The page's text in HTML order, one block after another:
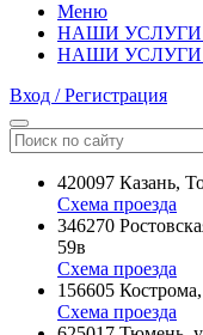
Меню
НАШИ УСЛУГИ
НАШИ УСЛУГИ
Вход / Регистрация
420097 Казань,
Схема проезда
346270
59в
Схема проезда
156605
Схема проезда